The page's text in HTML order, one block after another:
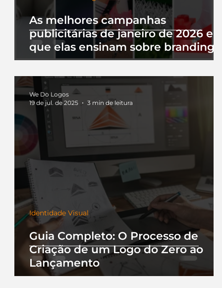
As melhores campanhas
publicitárias de janeiro de 2026 e
que elas ensinam sobre branding
Guia Completo: O Processo de
Criação de um Logo do Zero ao
Lançamento
Identidade Visual
We Do Logos
19 de jul. de 2025
3 min de leitura